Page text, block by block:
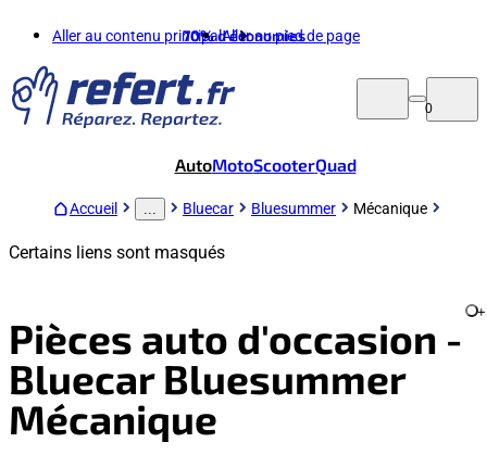
Aller au contenu principalAller au pied de page
70%d'économies
0
AutoMotoScooterQuad
Accueil Bluecar Bluesummer Mécanique
Certains liens sont masqués
Pièces auto d'occasion -
Bluecar Bluesummer
Mécanique
+